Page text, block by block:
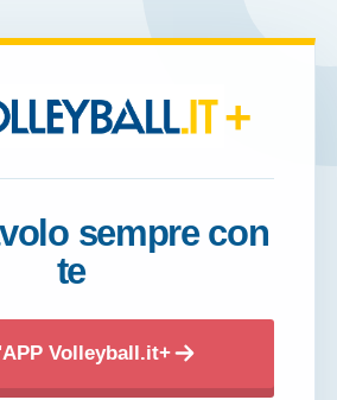
+
sempre con
te
Volleyball.it+